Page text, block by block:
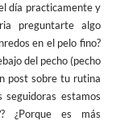
día practicamente y
preguntarte algo
en el pelo fino?
del pecho (pecho
post sobre tu rutina
seguidoras estamos
¿Porque es más